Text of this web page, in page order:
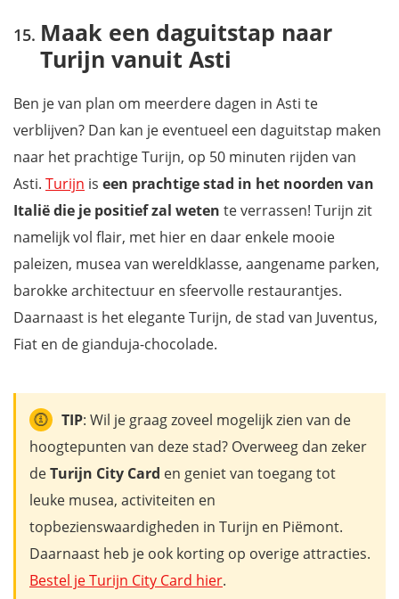
Maak een daguitstap naar
Turijn vanuit Asti
Ben je van plan om meerdere dagen in Asti te
verblijven? Dan kan je eventueel een daguitstap maken
naar het prachtige Turijn, op 50 minuten rijden van
Asti. Turijn is een prachtige stad in het noorden van
Italië die je positief zal weten te verrassen! Turijn zit
namelijk vol flair, met hier en daar enkele mooie
paleizen, musea van wereldklasse, aangename parken,
barokke architectuur en sfeervolle restaurantjes.
Daarnaast is het elegante Turijn, de stad van Juventus,
Fiat en de gianduja-chocolade.
TIP: Wil je graag zoveel mogelijk zien van de
hoogtepunten van deze stad? Overweeg dan zeker
deTurijn City Card en geniet van toegang tot
leuke musea, activiteiten en
topbezienswaardigheden in Turijn en Piëmont.
Daarnaast heb je ook korting op overige attracties.
Bestel je Turijn City Card hier.